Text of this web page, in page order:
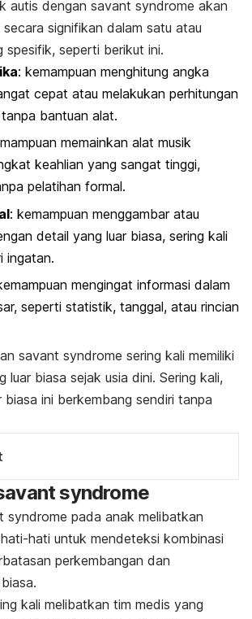
autis dengan savant syndrome akan
signifikan dalam satu atau
spesifik, seperti berikut ini.
: kemampuan menghitung angka
cepat atau melakukan perhitungan
bantuan alat.
memainkan alat musik
keahlian yang sangat tinggi,
pelatihan formal.
: kemampuan menggambar atau
detail yang luar biasa, sering kali
ingatan.
mengingat informasi dalam
seperti statistik, tanggal, atau rincian
savant syndrome sering kali memiliki
luar biasa sejak usia dini. Sering kali,
biasa ini berkembang sendiri tanpa
syndrome
syndrome pada anak melibatkan
hati untuk mendeteksi kombinasi
perkembangan dan
kali melibatkan tim medis yang